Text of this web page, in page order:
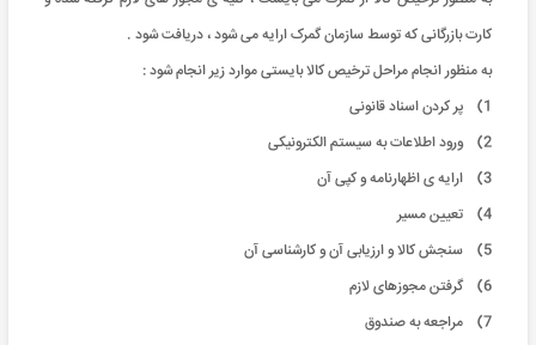
کارت بازرگانی که توسط سازمان گمرک ارایه می شود ، دریافت شود .
به منظور انجام مراحل ترخیص کالا بایستی موارد زیر انجام شود :
1) پر کردن اسناد قانونی
2) ورود اطلاعات به سیستم الکترونیکی
3) ارایه ی اظهارنامه و کپی آن
4) تعیین مسیر
5) سنجش کالا و ارزیابی آن و کارشناسی آن
6) گرفتن مجوزهای لازم
7) مراجعه به صندوق